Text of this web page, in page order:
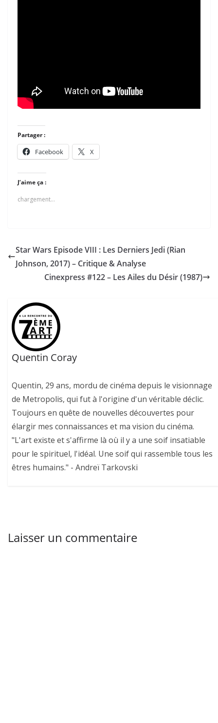
Partager :
Facebook X
J’aime ça :
chargement…
Star Wars Episode VIII : Les Derniers Jedi (Rian
Johnson, 2017) – Critique & Analyse
Cinexpress #122 – Les Ailes du Désir (1987)
Quentin Coray
Quentin, 29 ans, mordu de cinéma depuis le visionnage
de Metropolis, qui fut à l'origine d'un véritable déclic.
Toujours en quête de nouvelles découvertes pour
élargir mes connaissances et ma vision du cinéma.
"L'art existe et s'affirme là où il y a une soif insatiable
pour le spirituel, l'idéal. Une soif qui rassemble tous les
êtres humains." - Andreï Tarkovski
Laisser un commentaire